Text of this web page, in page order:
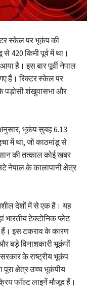
स्केल पर भूकंप की
420 किमी पूर्व में था।
है। इस बार पूर्वी नेपाल
हैं। रिक्टर स्केल पर
पड़ोसी शंखुवासभा और
भूकंप सुबह 6.13
में था, जो काठमांडू से
की तत्काल कोई खबर
नेपाल के कालापानी क्षेत्र
देशों में से एक है। यह
भारतीय टेक्टोनिक प्लेट
हैं। इस टकराव के कारण
बड़े विनाशकारी भूकंपों
के राष्ट्रीय भूकंप
क्षेत्र उच्च भूकंपीय
फॉल्ट लाइनें मौजूद हैं।